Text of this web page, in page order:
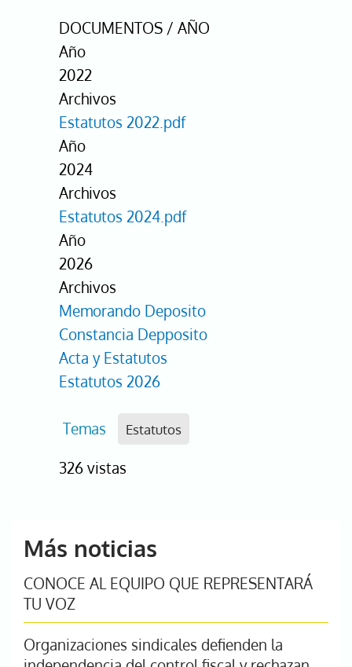
DOCUMENTOS / AÑO
Año
2022
Archivos
Estatutos 2022.pdf
Año
2024
Archivos
Estatutos 2024.pdf
Año
2026
Archivos
Memorando Deposito
Constancia Depposito
Acta y Estatutos
Estatutos 2026
Temas Estatutos
326 vistas
Más noticias
CONOCE AL EQUIPO QUE REPRESENTARÁ
TU VOZ
Organizaciones sindicales defienden la